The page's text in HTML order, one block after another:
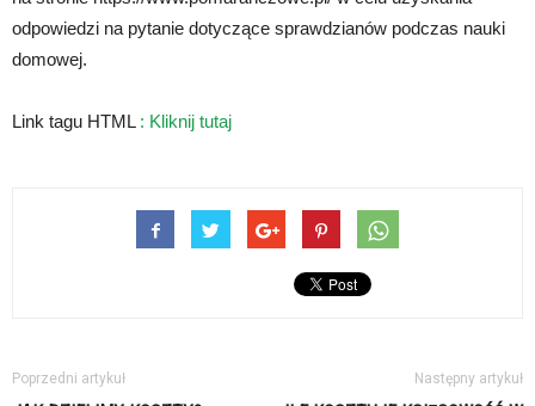
odpowiedzi na pytanie dotyczące sprawdzianów podczas nauki
domowej.
Link tagu HTML : Kliknij tutaj
Poprzedni artykuł Następny artykuł